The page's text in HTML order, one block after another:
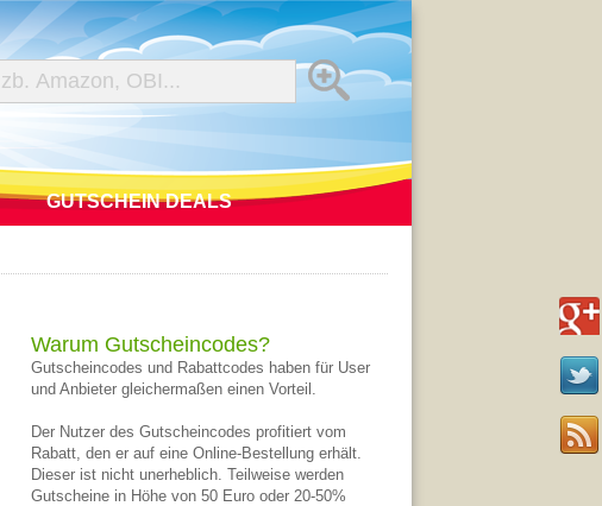
GUTSCHEIN DEALS
Warum Gutscheincodes?
Gutscheincodes und Rabattcodes haben für User
und Anbieter gleichermaßen einen Vorteil.
Der Nutzer des Gutscheincodes profitiert vom
Rabatt, den er auf eine Online-Bestellung erhält.
Dieser ist nicht unerheblich. Teilweise werden
Gutscheine in Höhe von 50 Euro oder 20-50%